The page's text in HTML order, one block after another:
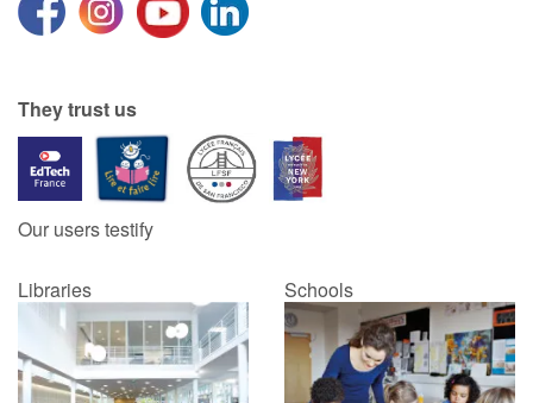
They trust us
Our users testify
Libraries Schools